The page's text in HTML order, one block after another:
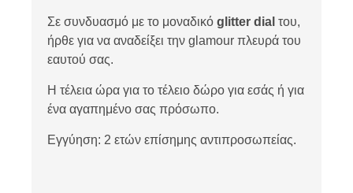
Σε συνδυασμό με το μοναδικό glitter dial του,
ήρθε για να αναδείξει την glamour πλευρά του
εαυτού σας.
Η τέλεια ώρα για το τέλειο δώρο για εσάς ή για
ένα αγαπημένο σας πρόσωπο.
Εγγύηση: 2 ετών επίσημης αντιπροσωπείας.